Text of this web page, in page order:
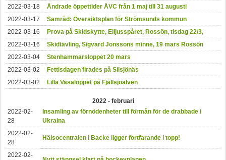
2022-03-18
Ändrade öppettider ÅVC från 1 maj till 31 augusti
2022-03-17
Samråd: Översiktsplan för Strömsunds kommun
2022-03-16
Prova på Skidskytte, Elljusspåret, Rossön, tisdag 22/3,
2022-03-16
Skidtävling, Sigvard Jonssons minne, 19 mars Rossön
2022-03-04
Stenhammarsloppet 20 mars
2022-03-02
Fettisdagen firades på Silsjönäs
2022-03-02
Lilla Vasaloppet på Fjällsjöälven
2022 - februari
2022-02-
28
Insamling av förnödenheter till förmån för de drabbade i
Ukraina
2022-02-
28
Hälsocentralen i Backe ligger fortfarande i topp!
2022-02-